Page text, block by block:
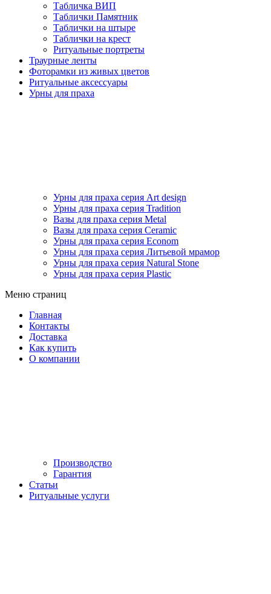
Табличка ВИП
Таблички Памятник
Таблички на штыре
Таблички на крест
Ритуальные портреты
Траурные ленты
Фоторамки из живых цветов
Ритуальные аксессуары
Урны для праха
Урны для праха серия Art design
Урны для праха серия Tradition
Вазы для праха серия Metal
Вазы для праха серия Ceramic
Урны для праха серия Econom
Урны для праха серия Литьевой мрамор
Урны для праха серия Natural Stone
Урны для праха серия Plastic
Меню страниц
Главная
Контакты
Доставка
Как купить
О компании
Производство
Гарантия
Статьи
Ритуальные услуги